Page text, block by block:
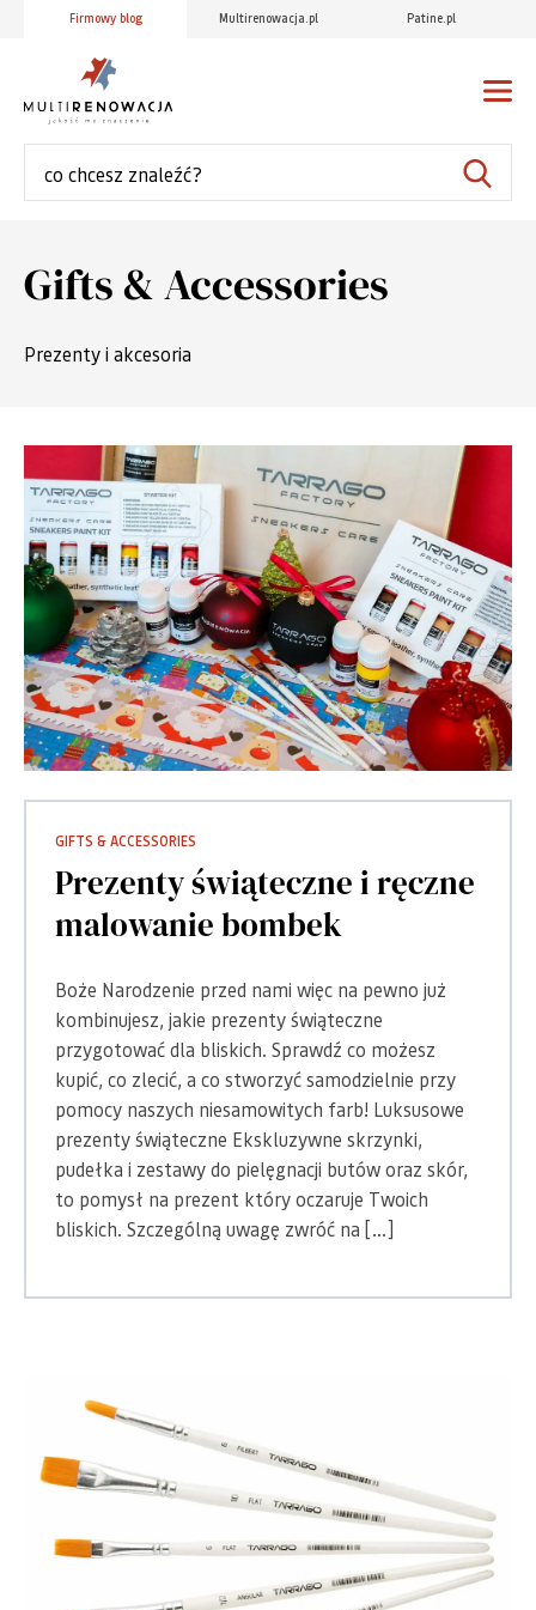
Firmowy blog Multirenowacja.pl Patine.pl
Gifts & Accessories
Prezenty i akcesoria
GIFTS & ACCESSORIES
Prezenty świąteczne i ręczne
malowanie bombek
Boże Narodzenie przed nami więc na pewno już
kombinujesz, jakie prezenty świąteczne
przygotować dla bliskich. Sprawdź co możesz
kupić, co zlecić, a co stworzyć samodzielnie przy
pomocy naszych niesamowitych farb! Luksusowe
prezenty świąteczne Ekskluzywne skrzynki,
pudełka i zestawy do pielęgnacji butów oraz skór,
to pomysł na prezent który oczaruje Twoich
bliskich. Szczególną uwagę zwróć na […]